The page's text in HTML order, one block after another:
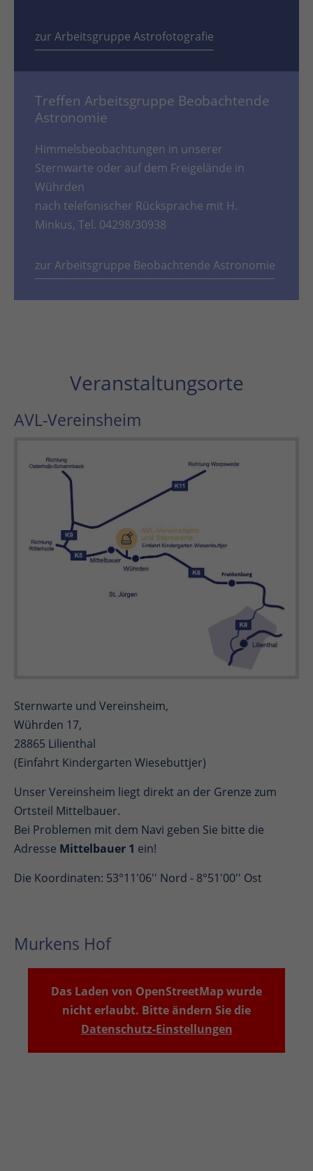
zur Arbeitsgruppe Astrofotografie
Treffen Arbeitsgruppe Beobachtende
Astronomie
Himmelsbeobachtungen in unserer
Sternwarte oder auf dem Freigelände in
Wührden
nach telefonischer Rücksprache mit H.
Minkus, Tel. 04298/30938
zur Arbeitsgruppe Beobachtende Astronomie
Veranstaltungsorte
AVL-Vereinsheim
Sternwarte und Vereinsheim,
Wührden 17,
28865 Lilienthal
(Einfahrt Kindergarten Wiesebuttjer)
Unser Vereinsheim liegt direkt an der Grenze zum
Ortsteil Mittelbauer.
Bei Problemen mit dem Navi geben Sie bitte die
Adresse Mittelbauer 1 ein!
Die Koordinaten: 53°11'06'' Nord - 8°51'00'' Ost
Murkens Hof
Das Laden von OpenStreetMap wurde
nicht erlaubt. Bitte ändern Sie die
Datenschutz-Einstellungen